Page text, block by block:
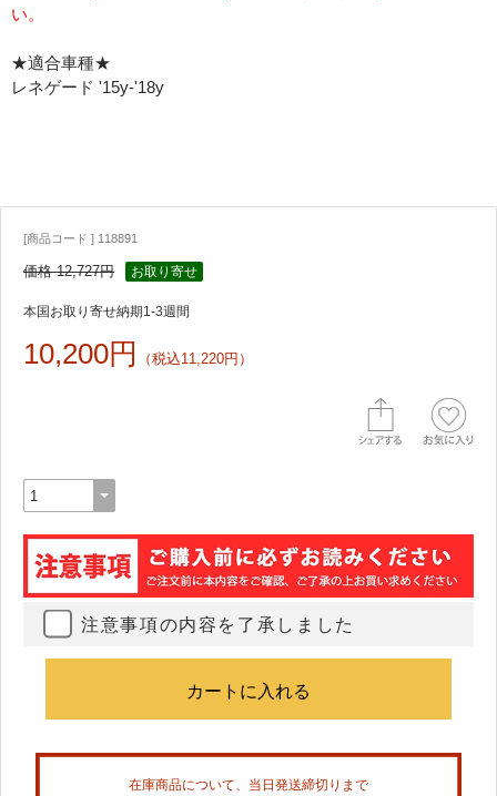
い。
★適合車種★
レネゲード '15y-'18y
[商品コード ] 118891
価格 12,727円 お取り寄せ
本国お取り寄せ納期1-3週間
10,200円 （税込11,220円）
注意事項の内容を了承しました
在庫商品について、当日発送締切りまで